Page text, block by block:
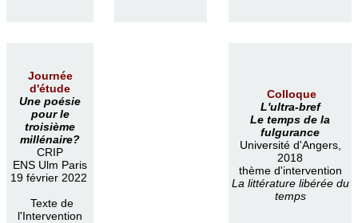
Journée
d'étude
Une poésie
pour le
troisième
millénaire?
CRIP
ENS Ulm Paris
19 février 2022
Texte de
l'Intervention
Colloque
L'ultra-bref
Le temps de la
fulgurance
Université d'Angers,
2018
thème d'intervention
La littérature libérée du
temps